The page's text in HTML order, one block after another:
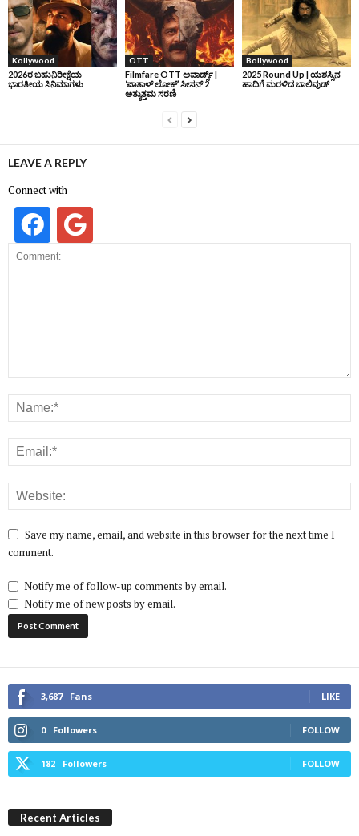
Kollywood
2026ರ ಬಹುನಿರೀಕ್ಷೆಯ
ಭಾರತೀಯ ಸಿನಿಮಾಗಳು
OTT
Filmfare OTT ಅವಾರ್ಡ್ಸ್‌ |
‘ಪಾತಾಳ್‌ ಲೋಕ್‌’ ಸೀಸನ್‌ 2
ಅತ್ಯುತ್ತಮ ಸರಣಿ
Bollywood
2025 Round Up | ಯಶಸ್ಸಿನ
ಹಾದಿಗೆ ಮರಳಿದ ಬಾಲಿವುಡ್‌
LEAVE A REPLY
Connect with
Save my name, email, and website in this browser for the next time I
comment.
Notify me of follow-up comments by email.
Notify me of new posts by email.
3,687 Fans LIKE
0 Followers FOLLOW
182 Followers FOLLOW
Recent Articles